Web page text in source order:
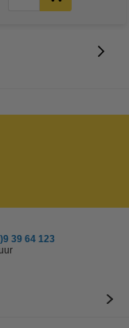
39 64 123